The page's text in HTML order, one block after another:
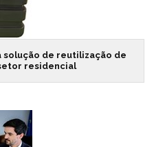
solução de reutilização de
residencial